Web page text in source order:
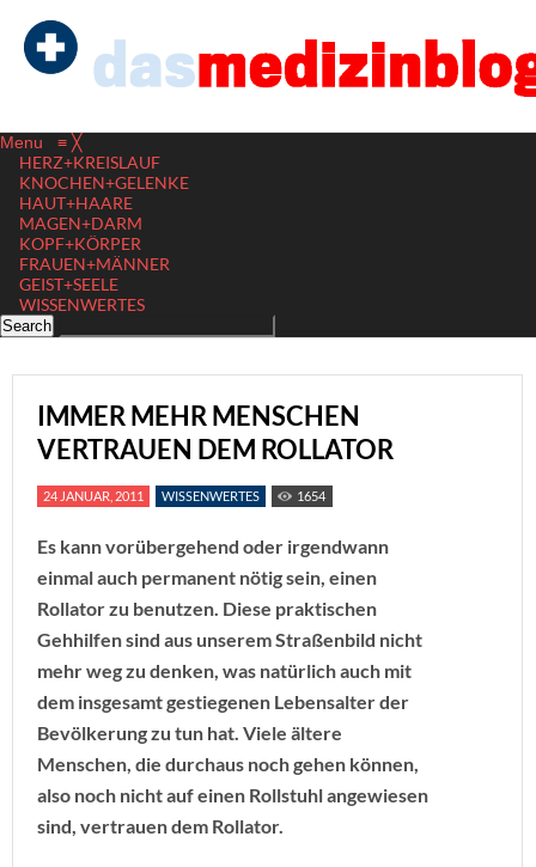
Menu ≡ ╳
HERZ+KREISLAUF
KNOCHEN+GELENKE
HAUT+HAARE
MAGEN+DARM
KOPF+KÖRPER
FRAUEN+MÄNNER
GEIST+SEELE
WISSENWERTES
IMMER MEHR MENSCHEN
VERTRAUEN DEM ROLLATOR
24 JANUAR, 2011 WISSENWERTES 1654
Es kann vorübergehend oder irgendwann
einmal auch permanent nötig sein, einen
Rollator zu benutzen. Diese praktischen
Gehhilfen sind aus unserem Straßenbild nicht
mehr weg zu denken, was natürlich auch mit
dem insgesamt gestiegenen Lebensalter der
Bevölkerung zu tun hat. Viele ältere
Menschen, die durchaus noch gehen können,
also noch nicht auf einen Rollstuhl angewiesen
sind, vertrauen dem Rollator.